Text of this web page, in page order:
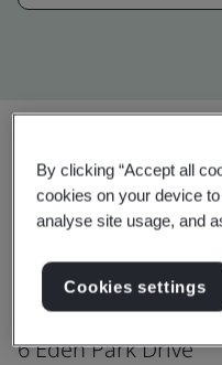
Genpact Australia
Suite 1.05, and
6 Eden Park Drive
By clicking “Accept all
cookies on your device
analyse site usage, and
Cookies settings